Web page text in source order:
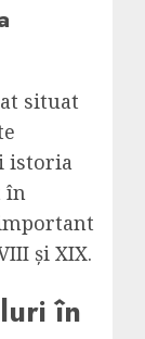
situat
istoria
în
și XIX.
în